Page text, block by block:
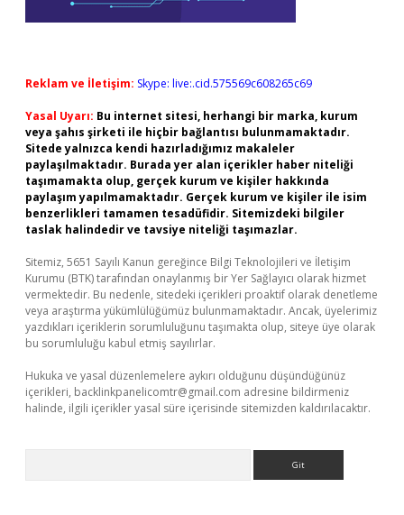
Reklam ve İletişim: Skype: live:.cid.575569c608265c69
Yasal Uyarı: Bu internet sitesi, herhangi bir marka, kurum
veya şahıs şirketi ile hiçbir bağlantısı bulunmamaktadır.
Sitede yalnızca kendi hazırladığımız makaleler
paylaşılmaktadır. Burada yer alan içerikler haber niteliği
taşımamakta olup, gerçek kurum ve kişiler hakkında
paylaşım yapılmamaktadır. Gerçek kurum ve kişiler ile isim
benzerlikleri tamamen tesadüfidir. Sitemizdeki bilgiler
taslak halindedir ve tavsiye niteliği taşımazlar.
Sitemiz, 5651 Sayılı Kanun gereğince Bilgi Teknolojileri ve İletişim
Kurumu (BTK) tarafından onaylanmış bir Yer Sağlayıcı olarak hizmet
vermektedir. Bu nedenle, sitedeki içerikleri proaktif olarak denetleme
veya araştırma yükümlülüğümüz bulunmamaktadır. Ancak, üyelerimiz
yazdıkları içeriklerin sorumluluğunu taşımakta olup, siteye üye olarak
bu sorumluluğu kabul etmiş sayılırlar.
Hukuka ve yasal düzenlemelere aykırı olduğunu düşündüğünüz
içerikleri, backlinkpanelicomtr@gmail.com adresine bildirmeniz
halinde, ilgili içerikler yasal süre içerisinde sitemizden kaldırılacaktır.